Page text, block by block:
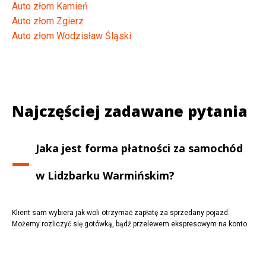
Auto złom Kamień
Auto złom Zgierz
Auto złom Wodzisław Śląski
Najczęściej zadawane pytania
Jaka jest forma płatności za samochód
w Lidzbarku Warmińskim?
Klient sam wybiera jak woli otrzymać zapłatę za sprzedany pojazd.
Możemy rozliczyć się gotówką, bądź przelewem ekspresowym na konto.